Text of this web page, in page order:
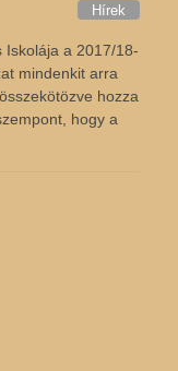
Hírek
Iskolája a 2017/18-
mindenkit arra
hozza
hogy a